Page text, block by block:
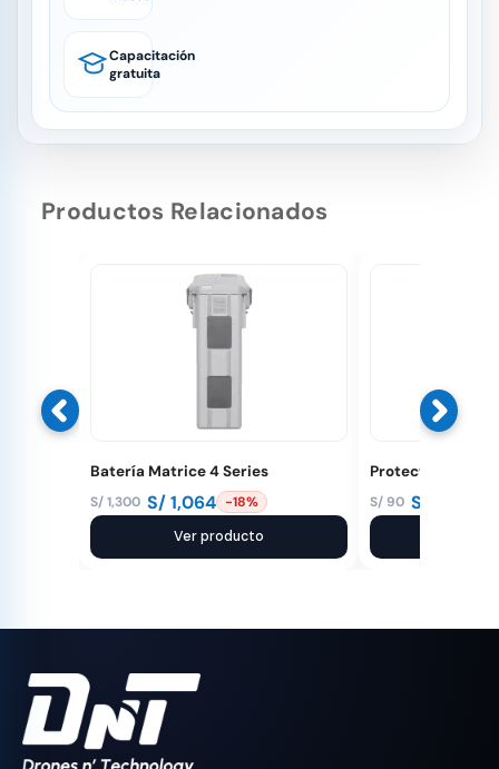
Capacitación
gratuita
Productos Relacionados
Batería Matrice 4 Series
S/1,300
El
original
S/1,064
El
actual
-18%
Ver producto
Protector de
S/90
El
original
S/
El
actual